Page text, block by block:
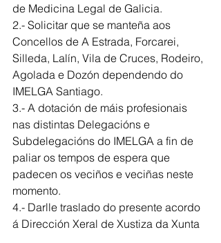
de Medicina Legal de Galicia.
2.- Solicitar que se manteña aos
Concellos de A Estrada, Forcarei,
Silleda, Lalín, Vila de Cruces, Rodeiro,
Agolada e Dozón dependendo do
IMELGA Santiago.
3.- A dotación de máis profesionais
nas distintas Delegacións e
Subdelegacións do IMELGA a fin de
paliar os tempos de espera que
padecen os veciños e veciñas neste
momento.
4.- Darlle traslado do presente acordo
á Dirección Xeral de Xustiza da Xunta